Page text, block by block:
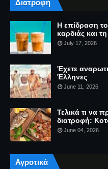
Διατροφή
Η επίδραση
καρδιάς και
July 17, 2026
Έχετε
Έλληνες
June 11, 2026
Τελικά τι να
διατροφή:
June 04, 2026
Αγροτικά